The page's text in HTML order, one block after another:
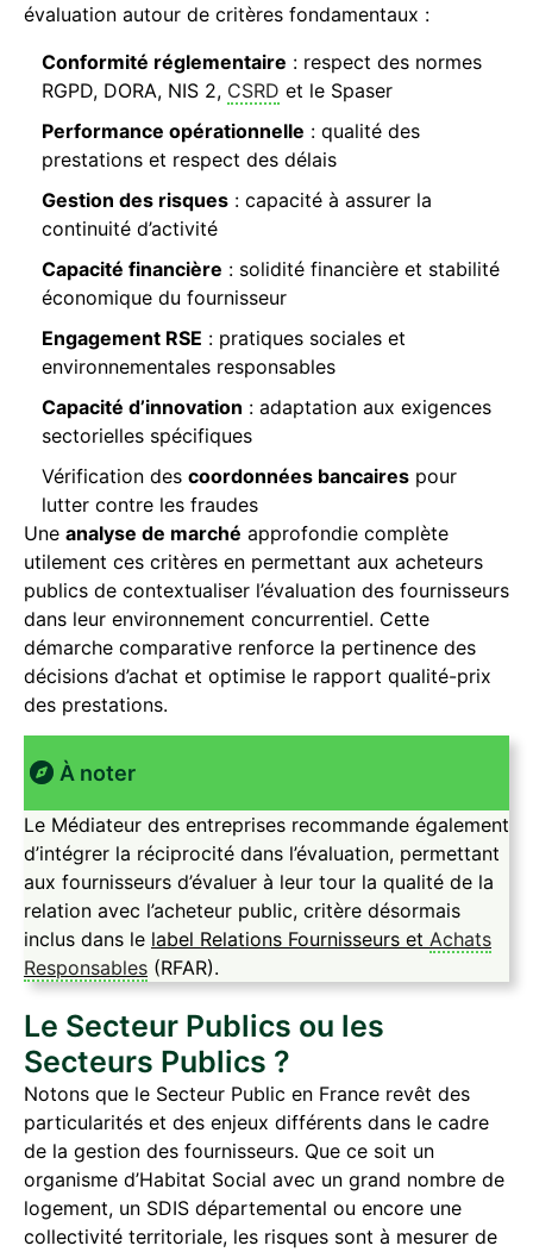
évaluation autour de critères fondamentaux :
Conformité réglementaire : respect des normes
RGPD, DORA, NIS 2, CSRD et le Spaser
Performance opérationnelle : qualité des
prestations et respect des délais
Gestion des risques : capacité à assurer la
continuité d’activité
Capacité financière : solidité financière et stabilité
économique du fournisseur
Engagement RSE : pratiques sociales et
environnementales responsables
Capacité d’innovation : adaptation aux exigences
sectorielles spécifiques
Vérification des coordonnées bancaires pour
lutter contre les fraudes
Une analyse de marché approfondie complète
utilement ces critères en permettant aux acheteurs
publics de contextualiser l’évaluation des fournisseurs
dans leur environnement concurrentiel. Cette
démarche comparative renforce la pertinence des
décisions d’achat et optimise le rapport qualité-prix
des prestations.
À noter
Le Médiateur des entreprises recommande également
d’intégrer la réciprocité dans l’évaluation, permettant
aux fournisseurs d’évaluer à leur tour la qualité de la
relation avec l’acheteur public, critère désormais
inclus dans le label Relations Fournisseurs et Achats
Responsables (RFAR).
Le Secteur Publics ou les
Secteurs Publics ?
Notons que le Secteur Public en France revêt des
particularités et des enjeux différents dans le cadre
de la gestion des fournisseurs. Que ce soit un
organisme d’Habitat Social avec un grand nombre de
logement, un SDIS départemental ou encore une
collectivité territoriale, les risques sont à mesurer de